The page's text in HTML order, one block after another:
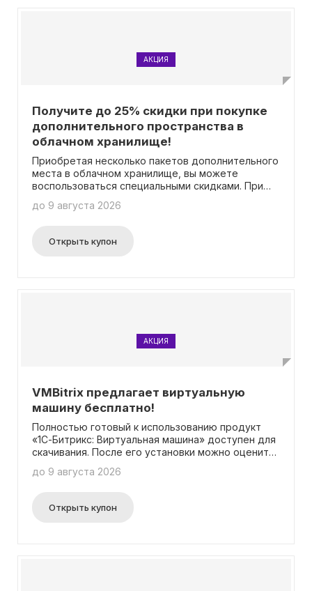
АКЦИЯ
Получите до 25% скидки при покупке
дополнительного пространства в
облачном хранилище!
Приобретая несколько пакетов дополнительного
места в облачном хранилище, вы можете
воспользоваться специальными скидками. При
скидка в размере 10%, а при покупке 10 пакетов и
подробную информацию о данной акции можно
найти на специальной странице. При этом
до 9 августа 2026
Открыть купон
АКЦИЯ
VMBitrix предлагает виртуальную
машину бесплатно!
Полностью готовый к использованию продукт
«1С-Битрикс: Виртуальная машина» доступен для
скачивания. После его установки можно оценить,
«1С-Битрикс» на предварительно настроенном
информация о данном решении представлена на
официальном сайте. Применение промокода не
до 9 августа 2026
Открыть купон